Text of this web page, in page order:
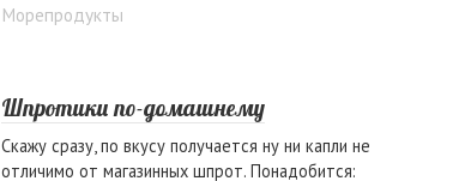
Морепродукты
Шпротики по-домашнему
Скажу сразу, по вкусу получается ну ни капли не
отличимо от магазинных шпрот. Понадобится: